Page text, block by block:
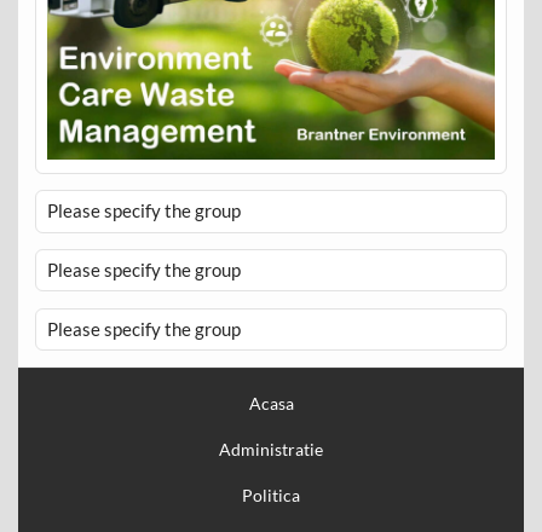
Please specify the group
Please specify the group
Please specify the group
Acasa
Administratie
Politica